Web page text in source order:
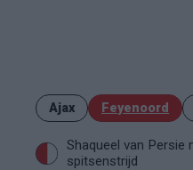
Ajax Feyenoord
Shaqueel van Persie
spitsenstrijd